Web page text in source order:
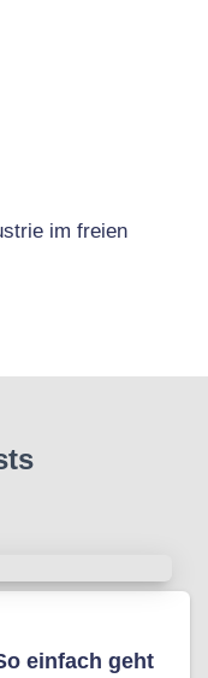
im freien
einfach geht